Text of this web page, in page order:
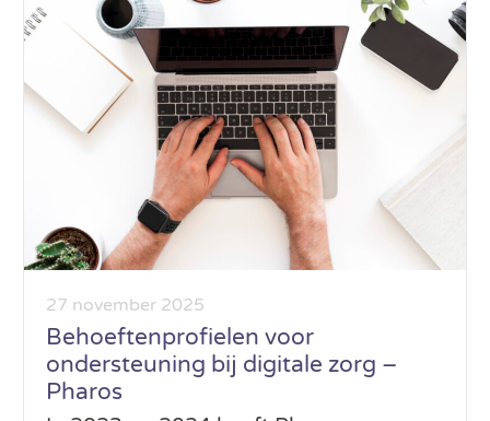
27 november 2025
Behoeftenprofielen voor
ondersteuning bij digitale zorg –
Pharos